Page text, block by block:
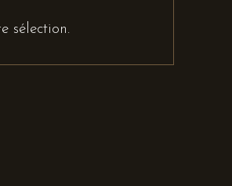
sélection.